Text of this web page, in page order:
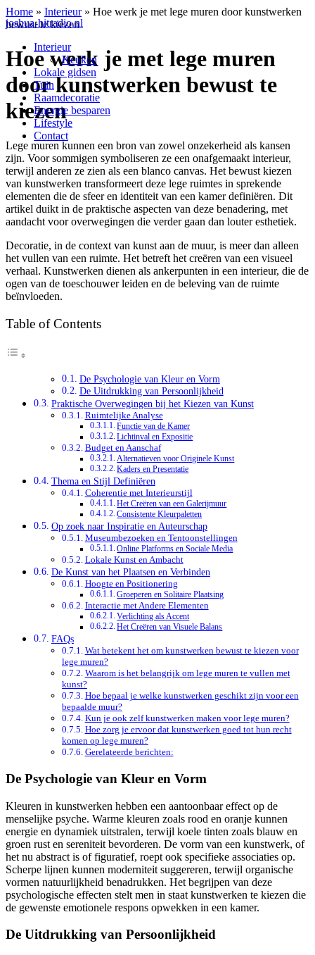
joshua-hitradio.nl
Interieur
Keuken
Lokale gidsen
Tuin
Raamdecoratie
Energie besparen
Lifestyle
Contact
Home » Interieur» Hoe werk je met lege muren door kunstwerken
bewust te kiezen
Hoe werk je met lege muren
door kunstwerken bewust te
kiezen
Lege muren kunnen een bron van zowel onzekerheid als kansen
zijn. Voor sommigen symboliseren ze een onafgemaakt interieur,
terwijl anderen ze zien als een blanco canvas. Het bewust kiezen
van kunstwerken transformeert deze lege ruimtes in sprekende
elementen die de sfeer en identiteit van een kamer definiëren. Dit
artikel duikt in de praktische aspecten van deze benadering, met
aandacht voor overwegingen die verder gaan dan louter esthetiek.
Decoratie, in de context van kunst aan de muur, is meer dan alleen
het vullen van een ruimte. Het betreft het creëren van een visueel
verhaal. Kunstwerken dienen als ankerpunten in een interieur, die de
ogen van de toeschouwer leiden en de beleving van de ruimte
beïnvloeden.
Table of Contents
De Psychologie van Kleur en Vorm
De Uitdrukking van Persoonlijkheid
Praktische Overwegingen bij het Kiezen van Kunst
Ruimtelijke Analyse
Functie van de Kamer
Lichtinval en Expositie
Budget en Aanschaf
Alternatieven voor Originele Kunst
Kaders en Presentatie
Thema en Stijl Definiëren
Coherentie met Interieurstijl
Het Creëren van een Galerijmuur
Consistente Kleurpaletten
Op zoek naar Inspiratie en Auteurschap
Museumbezoeken en Tentoonstellingen
Online Platforms en Sociale Media
Lokale Kunst en Ambacht
De Kunst van het Plaatsen en Verbinden
Hoogte en Positionering
Groeperen en Solitaire Plaatsing
Interactie met Andere Elementen
Verlichting als Accent
Het Creëren van Visuele Balans
FAQs
Wat betekent het om kunstwerken bewust te kiezen voor
lege muren?
Waarom is het belangrijk om lege muren te vullen met
kunst?
Hoe bepaal je welke kunstwerken geschikt zijn voor een
bepaalde muur?
Kun je ook zelf kunstwerken maken voor lege muren?
Hoe zorg je ervoor dat kunstwerken goed tot hun recht
komen op lege muren?
Gerelateerde berichten:
De Psychologie van Kleur en Vorm
Kleuren in kunstwerken hebben een aantoonbaar effect op de
menselijke psyche. Warme kleuren zoals rood en oranje kunnen
energie en dynamiek uitstralen, terwijl koele tinten zoals blauw en
groen rust en sereniteit bevorderen. De vorm van een kunstwerk, of
het nu abstract is of figuratief, roept ook specifieke associaties op.
Scherpe lijnen kunnen moderniteit suggereren, terwijl organische
vormen natuurlijkheid benadrukken. Het begrijpen van deze
psychologische effecten stelt men in staat kunstwerken te kiezen die
de gewenste emotionele respons opwekken in een kamer.
De Uitdrukking van Persoonlijkheid